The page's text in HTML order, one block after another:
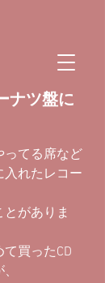
ナツ盤に
ってる席など
入れたレコー
がありま
買ったCD